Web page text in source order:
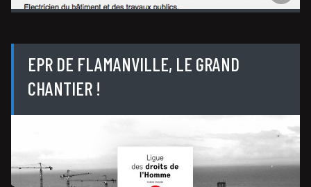
EPR DE FLAMANVILLE, LE GRAND
CHANTIER !